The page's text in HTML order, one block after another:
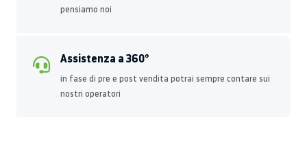
pensiamo noi
Assistenza a 360°
in fase di pre e post vendita potrai sempre contare sui
nostri operatori